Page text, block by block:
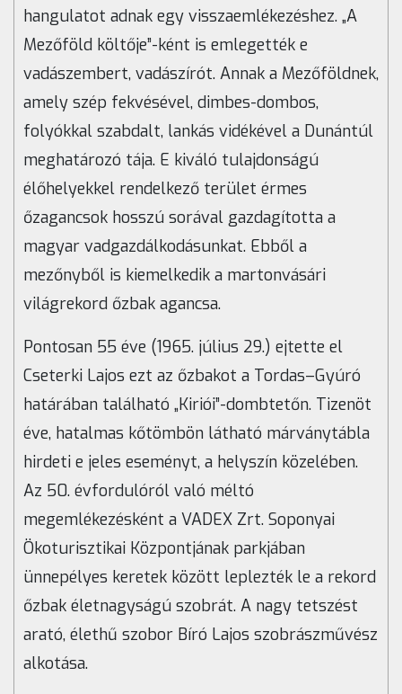
hangulatot adnak egy visszaemlékezéshez. „A
Mezőföld költője”-ként is emlegették e
vadászembert, vadászírót. Annak a Mezőföldnek,
amely szép fekvésével, dimbes-dombos,
folyókkal szabdalt, lankás vidékével a Dunántúl
meghatározó tája. E kiváló tulajdonságú
élőhelyekkel rendelkező terület érmes
őzagancsok hosszú sorával gazdagította a
magyar vadgazdálkodásunkat. Ebből a
mezőnyből is kiemelkedik a martonvásári
világrekord őzbak agancsa.
Pontosan 55 éve (1965. július 29.) ejtette el
Cseterki Lajos ezt az őzbakot a Tordas–Gyúró
határában található „Kiriói”-dombtetőn. Tizenöt
éve, hatalmas kőtömbön látható márványtábla
hirdeti e jeles eseményt, a helyszín közelében.
Az 50. évfordulóról való méltó
megemlékezésként a VADEX Zrt. Soponyai
Ökoturisztikai Központjának parkjában
ünnepélyes keretek között leplezték le a rekord
őzbak életnagyságú szobrát. A nagy tetszést
arató, élethű szobor Bíró Lajos szobrászművész
alkotása.